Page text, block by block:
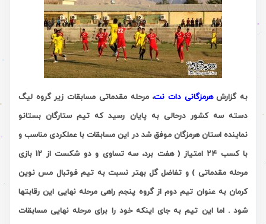
به گزارشهرمزگانی دات نت، مرحله مقدماتی مسابقات زیر گروه لیگ
دسته سه کشور درحالی به پایان رسید که تیم ستارگان بستانو
نماینده استان هرمزگان موفق شد در این مسابقات با عملکردی مناسب و
با کسب ۲۴
امتیاز ( هفت برد، سه تساوی و دو شکست از 12 بازی
مرحله مقدماتی ) و تفاضل گل بهتر نسبت به تیم فوتبال مس نوین
کرمان به عنوان تیم دوم از گروه پنجم راهی مرحله نهایی این رقابتها
شود. اما این تیم به جای اینکه خود را برای مرحله نهایی مسابقات